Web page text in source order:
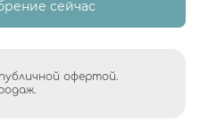
сейчас
офертой.